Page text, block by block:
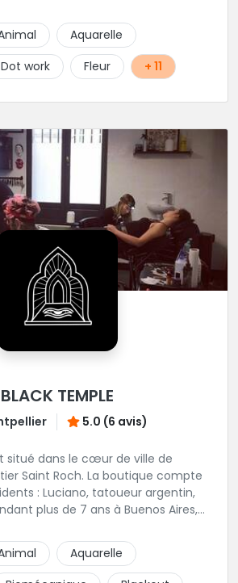
tatouer de pouvoir construire un
Une pierceuse est
environ une semaine par mois au
Aquarelle
Dot work Fleur + 11
BLACK TEMPLE
5.0 (6 avis)
situé dans le cœur de ville de
La boutique compte
argentin,
plus de 7 ans à Buenos Aires,
plusieurs boutiques de la ville
notre équipe. La boutique
artistes tatoueurs en tant que
Aquarelle